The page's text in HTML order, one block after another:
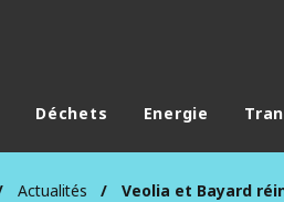
Dans le
Déchets Energie
Actualités